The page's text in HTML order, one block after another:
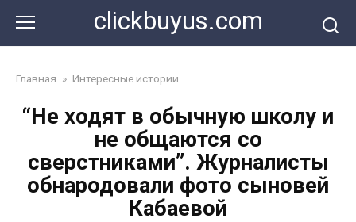
контенту
clickbuyus.com
Главная » Интересные истории
“Не ходят в обычную школу и
не общаются со
сверстниками”. Журналисты
обнародовали фото сыновей
Кабаевой